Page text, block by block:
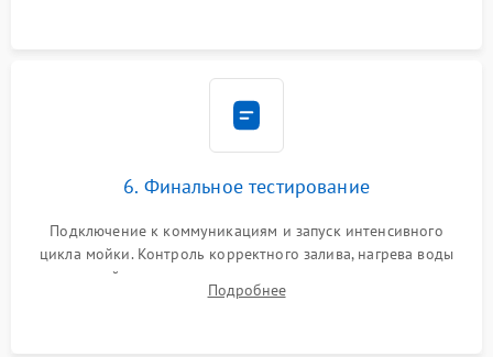
6. Финальное тестирование
Подключение к коммуникациям и запуск интенсивного
цикла мойки. Контроль корректного залива, нагрева воды
до нужной температуры, отсутствия посторонних шумов,
штатного слива и абсолютной сухости в поддоне.
Подробнее